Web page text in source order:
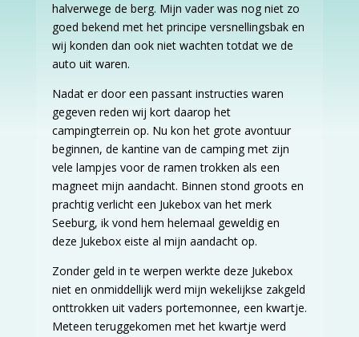
halverwege de berg. Mijn vader was nog niet zo
goed bekend met het principe versnellingsbak en
wij konden dan ook niet wachten totdat we de
auto uit waren.
Nadat er door een passant instructies waren
gegeven reden wij kort daarop het
campingterrein op. Nu kon het grote avontuur
beginnen, de kantine van de camping met zijn
vele lampjes voor de ramen trokken als een
magneet mijn aandacht. Binnen stond groots en
prachtig verlicht een Jukebox van het merk
Seeburg, ik vond hem helemaal geweldig en
deze Jukebox eiste al mijn aandacht op.
Zonder geld in te werpen werkte deze Jukebox
niet en onmiddellijk werd mijn wekelijkse zakgeld
onttrokken uit vaders portemonnee, een kwartje.
Meteen teruggekomen met het kwartje werd